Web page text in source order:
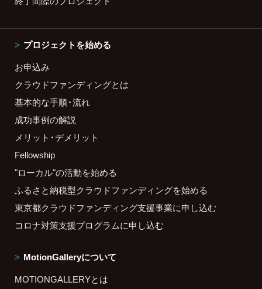
プロジェクトを始める
お申込み
クラウドファンディングとは
基本的な手順・流れ
成功事例の解説
メリット・デメリット
Fellowship
"ローカル"の活動を始める
ふるさと納税型クラウドファンディングを始める
東京都クラウドファンディング支援事業に申し込む
コロナ対策支援プログラムに申し込む
MotionGalleryについて
MOTIONGALLERYとは